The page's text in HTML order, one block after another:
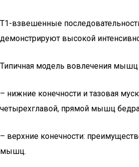
Т1-взвешенные
демонстрируют высокой
Типичная модель вовлечения мышц
– нижние конечности и тазовая
четырехглавой, прямой мышц
– верхние конечности:
мышц.